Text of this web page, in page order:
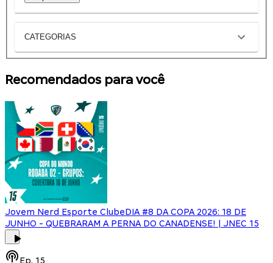
CATEGORIAS
Recomendados para você
Jovem Nerd Esporte ClubeDIA #8 DA COPA 2026: 18 DE
JUNHO - QUEBRARAM A PERNA DO CANADENSE! | JNEC 15
Ep. 15